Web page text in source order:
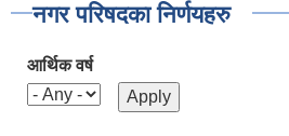
नगर परिषदका निर्णयहरु
आर्थिक वर्ष